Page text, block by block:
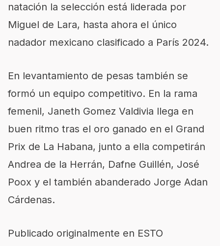
natación la selección está liderada por
Miguel de Lara, hasta ahora el único
nadador mexicano clasificado a París 2024.
En levantamiento de pesas también se
formó un equipo competitivo. En la rama
femenil, Janeth Gomez Valdivia llega en
buen ritmo tras el oro ganado en el Grand
Prix de La Habana, junto a ella competirán
Andrea de la Herrán, Dafne Guillén, José
Poox y el también abanderado Jorge Adan
Cárdenas.
Publicado originalmente en ESTO